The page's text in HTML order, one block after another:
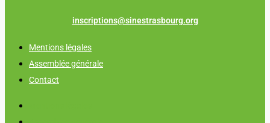
inscriptions@sinestrasbourg.org
Mentions légales
Assemblée générale
Contact